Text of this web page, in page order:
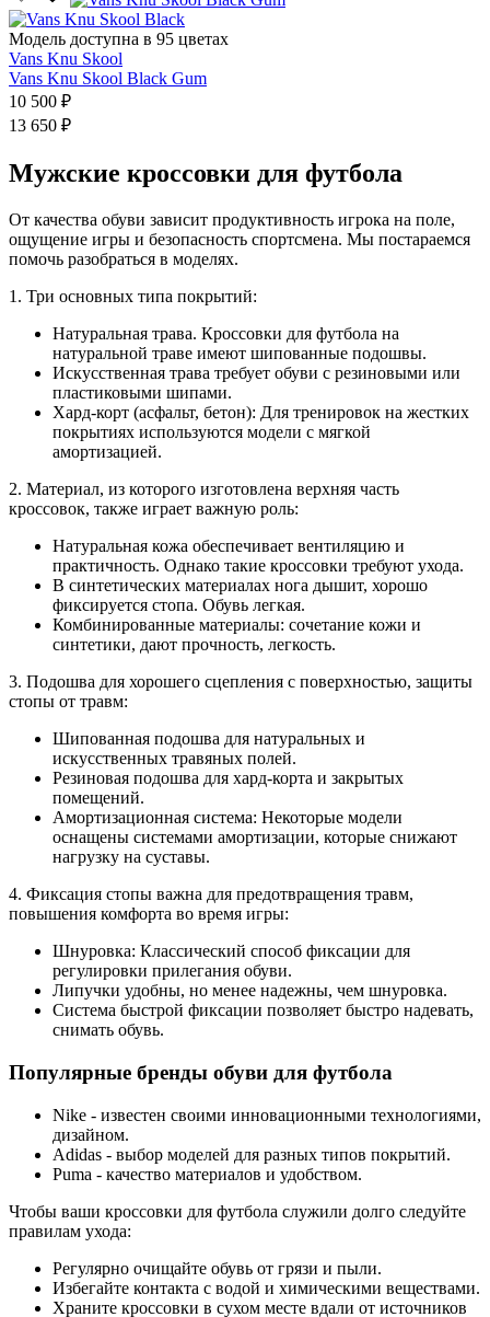
Модель доступна в 95 цветах
Vans Knu Skool
Vans Knu Skool Black Gum
10 500 ₽
13 650 ₽
Мужские кроссовки для футбола
От качества обуви зависит продуктивность игрока на поле,
ощущение игры и безопасность спортсмена. Мы постараемся
помочь разобраться в моделях.
1. Три основных типа покрытий:
Натуральная трава. Кроссовки для футбола на
натуральной траве имеют шипованные подошвы.
Искусственная трава требует обуви с резиновыми или
пластиковыми шипами.
Хард-корт (асфальт, бетон): Для тренировок на жестких
покрытиях используются модели с мягкой
амортизацией.
2. Материал, из которого изготовлена верхняя часть
кроссовок, также играет важную роль:
Натуральная кожа обеспечивает вентиляцию и
практичность. Однако такие кроссовки требуют ухода.
В синтетических материалах нога дышит, хорошо
фиксируется стопа. Обувь легкая.
Комбинированные материалы: сочетание кожи и
синтетики, дают прочность, легкость.
3. Подошва для хорошего сцепления с поверхностью, защиты
стопы от травм:
Шипованная подошва для натуральных и
искусственных травяных полей.
Резиновая подошва для хард-корта и закрытых
помещений.
Амортизационная система: Некоторые модели
оснащены системами амортизации, которые снижают
нагрузку на суставы.
4. Фиксация стопы важна для предотвращения травм,
повышения комфорта во время игры:
Шнуровка: Классический способ фиксации для
регулировки прилегания обуви.
Липучки удобны, но менее надежны, чем шнуровка.
Система быстрой фиксации позволяет быстро надевать,
снимать обувь.
Популярные бренды обуви для футбола
Nike - известен своими инновационными технологиями,
дизайном.
Adidas - выбор моделей для разных типов покрытий.
Puma - качество материалов и удобством.
Чтобы ваши кроссовки для футбола служили долго следуйте
правилам ухода:
Регулярно очищайте обувь от грязи и пыли.
Избегайте контакта с водой и химическими веществами.
Храните кроссовки в сухом месте вдали от источников